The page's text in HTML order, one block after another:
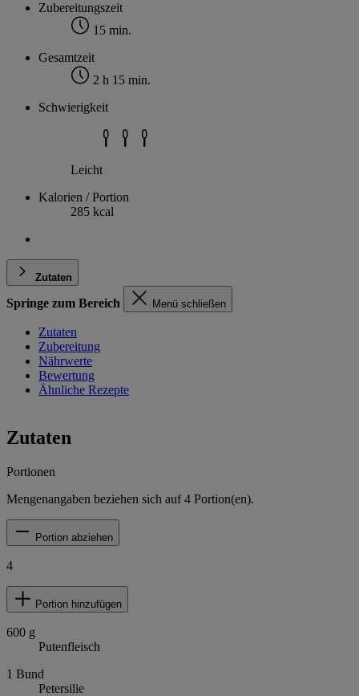
Zubereitungszeit
15 min.
Gesamtzeit
2 h 15 min.
Schwierigkeit
Leicht
Kalorien / Portion
285 kcal
Zutaten
Springe zum Bereich Menü schließen
Zutaten
Zubereitung
Nährwerte
Bewertung
Ähnliche Rezepte
Zutaten
Portionen
Mengenangaben beziehen sich auf4 Portion(en).
Portion abziehen
4
Portion hinzufügen
600 g
Putenfleisch
1 Bund
Petersilie